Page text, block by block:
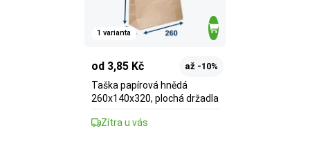
1 varianta
od 3,85 Kč až -10%
Taška papírová hnědá
260x140x320, plochá držadla
Zítra u vás